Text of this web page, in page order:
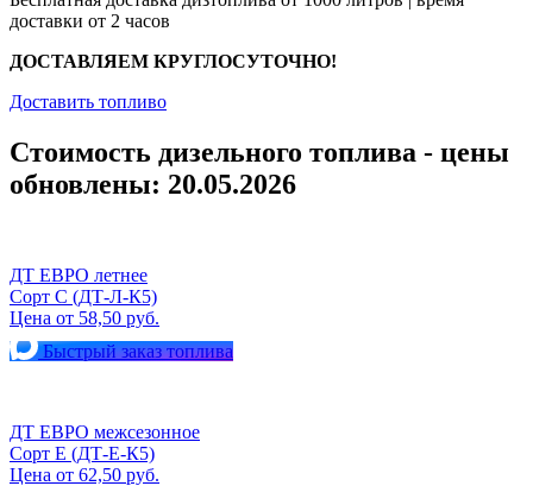
доставки от 2 часов
ДОСТАВЛЯЕМ КРУГЛОСУТОЧНО!
Доставить топливо
Стоимость дизельного топлива - цены
обновлены: 20.05.2026
ДТ ЕВРО летнее
Сорт С (ДТ-Л-К5)
Цена от 58,50 руб.
Быстрый заказ топлива
ДТ ЕВРО межсезонное
Сорт Е (ДТ-Е-К5)
Цена от 62,50 руб.